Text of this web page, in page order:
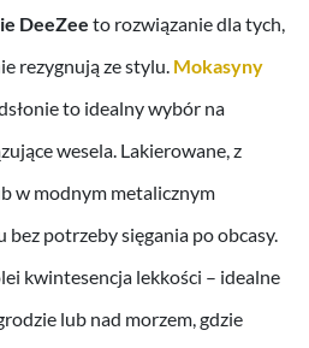
DeeZee to rozwiązanie dla tych,
rezygnują ze stylu. Mokasyny
to idealny wybór na
wesela. Lakierowane, z
w modnym metalicznym
bez potrzeby sięgania po obcasy.
kwintesencja lekkości – idealne
lub nad morzem, gdzie